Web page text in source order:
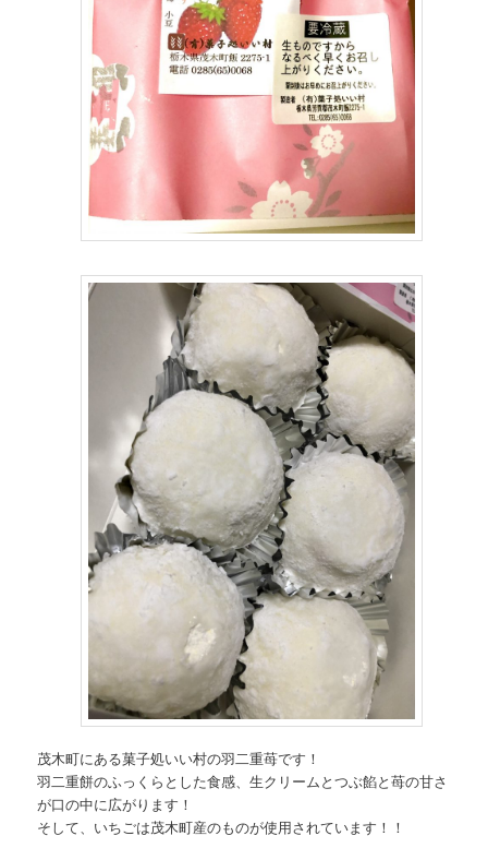
茂木町にある菓子処いい村の羽二重苺です！
羽二重餅のふっくらとした食感、生クリームとつぶ餡と苺の甘さ
が口の中に広がります！
そして、いちごは茂木町産のものが使用されています！！